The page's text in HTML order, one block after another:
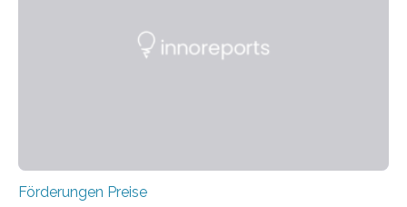
Foundation, des BIAL Award in Biomedicine ist in
Förderungen Preise